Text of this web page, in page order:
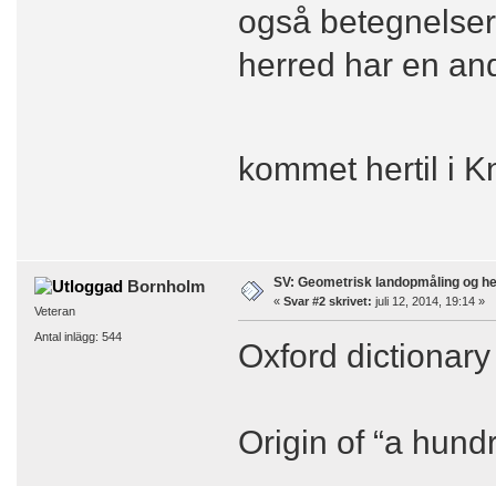
også
herred har en
kommet hertil i
Bornholm
Veteran
Antal inlägg: 544
SV: Geometrisk landopmåling og
« Svar #2 skrivet: juli 12, 2014, 19:14 »
Oxford
Origin of “a